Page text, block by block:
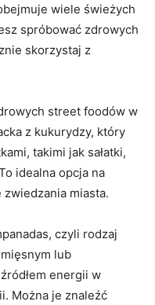
wiele świeżych
spróbować zdrowych
skorzystaj z
street foodów w
z kukurydzy, który
takimi⁢ jak sałatki,
idealna opcja na
miasta.
czyli rodzaj
lub
energii w
Można je znaleźć